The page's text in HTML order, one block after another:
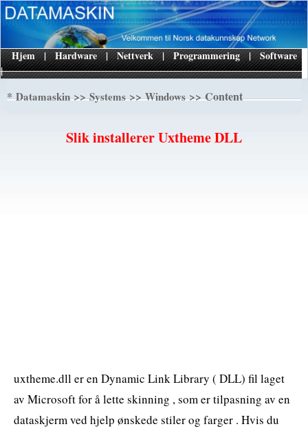
|
Hjem | Hardware | Nettverk | Programmering | Software
*Datamaskin>>Systems>>Windows>> Content
Slik installerer Uxtheme DLL
uxtheme.dll er en Dynamic Link Library ( DLL) fil laget
av Microsoft for å lette skinning , som er tilpasning av en
dataskjerm ved hjelp ønskede stiler og farger . Hvis du